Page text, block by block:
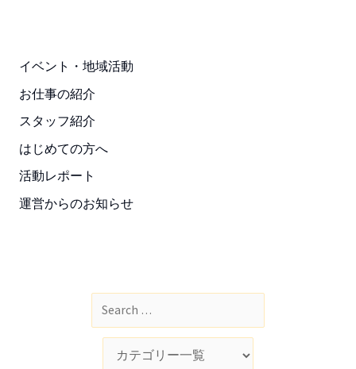
イベント・地域活動
お仕事の紹介
スタッフ紹介
はじめての方へ
活動レポート
運営からのお知らせ